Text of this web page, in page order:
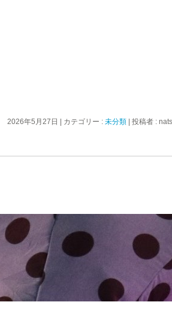
2026年5月27日 カテゴリー : 未分類
投稿者 :